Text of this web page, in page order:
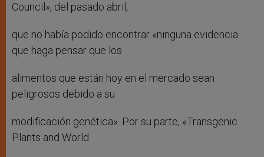
Council», del pasado abril,
que no había podido encontrar «ninguna evidencia
que haga pensar que los
alimentos que están hoy en el mercado sean
peligrosos debido a su
modificación genética». Por su parte, «Transgenic
Plants and World